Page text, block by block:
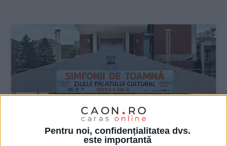
Pentru noi, confidențialitatea dvs.
este importantă